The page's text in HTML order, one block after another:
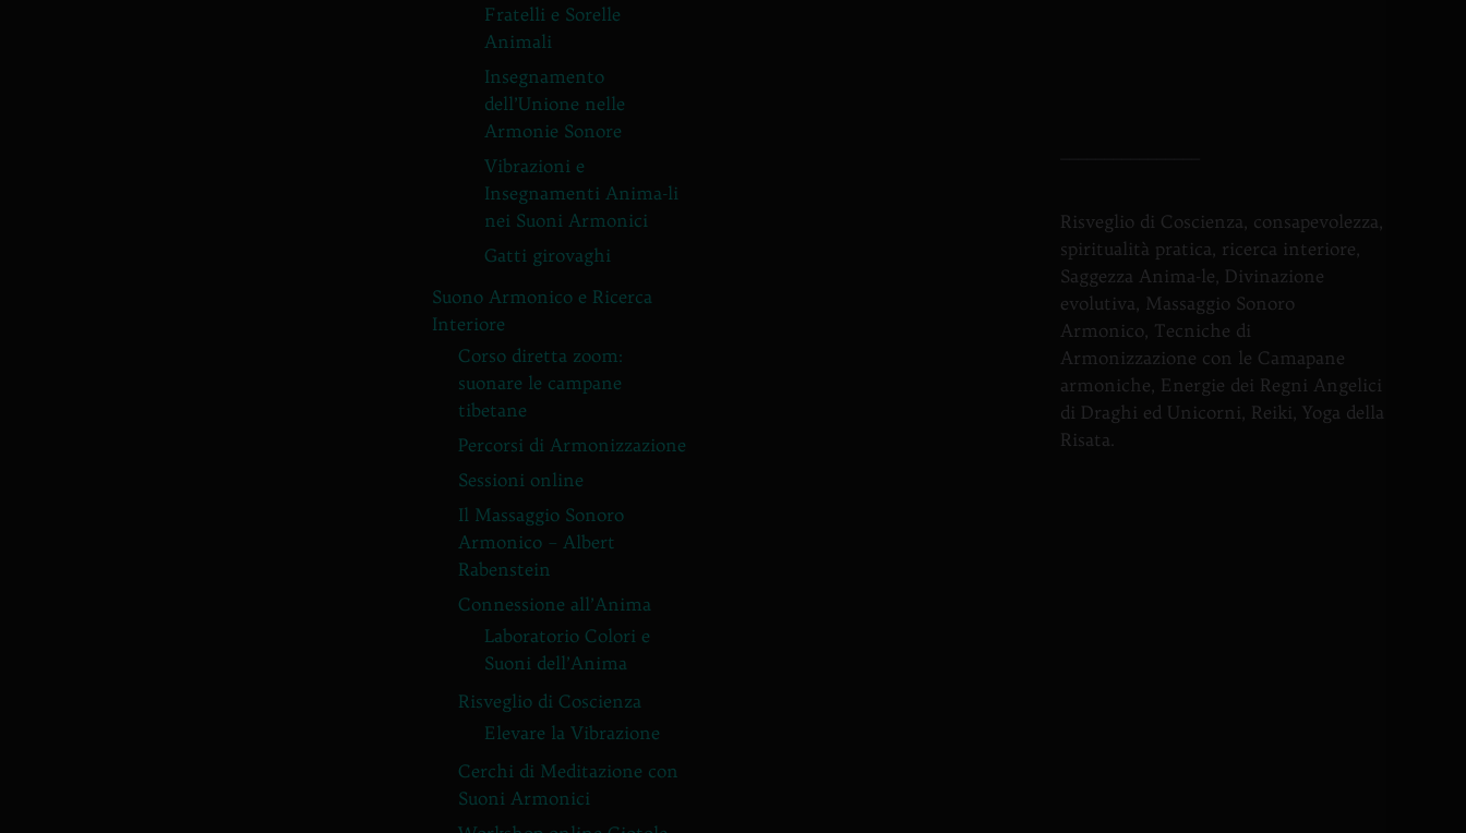
Fratelli e Sorelle
Animali
Insegnamento
dell’Unione nelle
Armonie Sonore
Vibrazioni e
Insegnamenti Anima-li
nei Suoni Armonici
Gatti girovaghi
Suono Armonico e Ricerca
Interiore
Corso diretta zoom:
suonare le campane
tibetane
Percorsi di Armonizzazione
Sessioni online
Il Massaggio Sonoro
Armonico – Albert
Rabenstein
Connessione all’Anima
Laboratorio Colori e
Suoni dell’Anima
Risveglio di Coscienza
Elevare la Vibrazione
Cerchi di Meditazione con
Suoni Armonici
Risveglio di Coscienza, consapevolezza,
spiritualità pratica, ricerca interiore,
Saggezza Anima-le, Divinazione
evolutiva, Massaggio Sonoro
Armonico, Tecniche di
Armonizzazione con le Camapane
armoniche, Energie dei Regni Angelici
di Draghi ed Unicorni, Reiki, Yoga della
Risata.